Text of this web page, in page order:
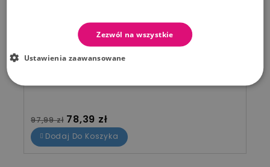
PRZECENIONE PRODUKTY OD TEGO PRODUCENTA
-20%
Cena standardowa
97,99 zł Cena
78,39 zł
Dodaj Do Koszyka
Zezwól na wszystkie
Ustawienia zaawansowane